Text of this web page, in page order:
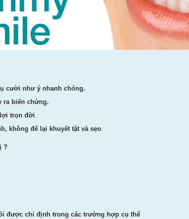
cười như ý nhanh chóng.
ra biến chứng.
trọn đời.
không để lại khuyết tật và sẹo.
?
được chỉ định trong các trường hợp cụ thể